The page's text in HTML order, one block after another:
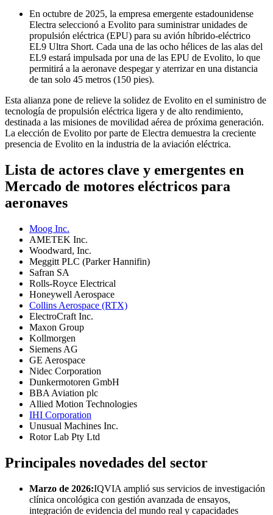
En octubre de 2025, la empresa emergente estadounidense
Electra seleccionó a Evolito para suministrar unidades de
propulsión eléctrica (EPU) para su avión híbrido-eléctrico
EL9 Ultra Short. Cada una de las ocho hélices de las alas del
EL9 estará impulsada por una de las EPU de Evolito, lo que
permitirá a la aeronave despegar y aterrizar en una distancia
de tan solo 45 metros (150 pies).
Esta alianza pone de relieve la solidez de Evolito en el suministro de
tecnología de propulsión eléctrica ligera y de alto rendimiento,
destinada a las misiones de movilidad aérea de próxima generación.
La elección de Evolito por parte de Electra demuestra la creciente
presencia de Evolito en la industria de la aviación eléctrica.
Lista de actores clave y emergentes en
Mercado de motores eléctricos para
aeronaves
Moog Inc.
AMETEK Inc.
Woodward, Inc.
Meggitt PLC (Parker Hannifin)
Safran SA
Rolls-Royce Electrical
Honeywell Aerospace
Collins Aerospace (RTX)
ElectroCraft Inc.
Maxon Group
Kollmorgen
Siemens AG
GE Aerospace
Nidec Corporation
Dunkermotoren GmbH
BBA Aviation plc
Allied Motion Technologies
IHI Corporation
Unusual Machines Inc.
Rotor Lab Pty Ltd
Principales novedades del sector
Marzo de 2026:IQVIA amplió sus servicios de investigación
clínica oncológica con gestión avanzada de ensayos,
integración de evidencia del mundo real y capacidades